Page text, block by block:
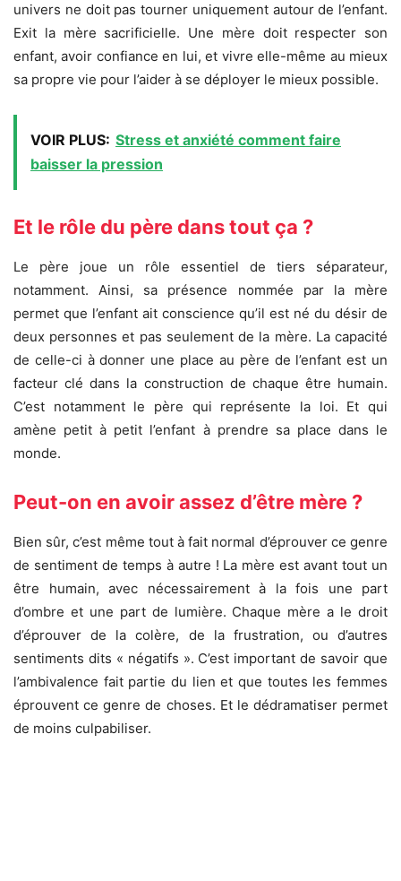
univers ne doit pas tourner uniquement autour de l’enfant.
Exit la mère sacrificielle. Une mère doit respecter son
enfant, avoir confiance en lui, et vivre elle-même au mieux
sa propre vie pour l’aider à se déployer le mieux possible.
VOIR PLUS: Stress et anxiété comment faire
baisser la pression
Et le rôle du père dans tout ça ?
Le père joue un rôle essentiel de tiers séparateur,
notamment. Ainsi, sa présence nommée par la mère
permet que l’enfant ait conscience qu’il est né du désir de
deux personnes et pas seulement de la mère. La capacité
de celle-ci à donner une place au père de l’enfant est un
facteur clé dans la construction de chaque être humain.
C’est notamment le père qui représente la loi. Et qui
amène petit à petit l’enfant à prendre sa place dans le
monde.
Peut-on en avoir assez d’être mère ?
Bien sûr, c’est même tout à fait normal d’éprouver ce genre
de sentiment de temps à autre ! La mère est avant tout un
être humain, avec nécessairement à la fois une part
d’ombre et une part de lumière. Chaque mère a le droit
d’éprouver de la colère, de la frustration, ou d’autres
sentiments dits « négatifs ». C’est important de savoir que
l’ambivalence fait partie du lien et que toutes les femmes
éprouvent ce genre de choses. Et le dédramatiser permet
de moins culpabiliser.